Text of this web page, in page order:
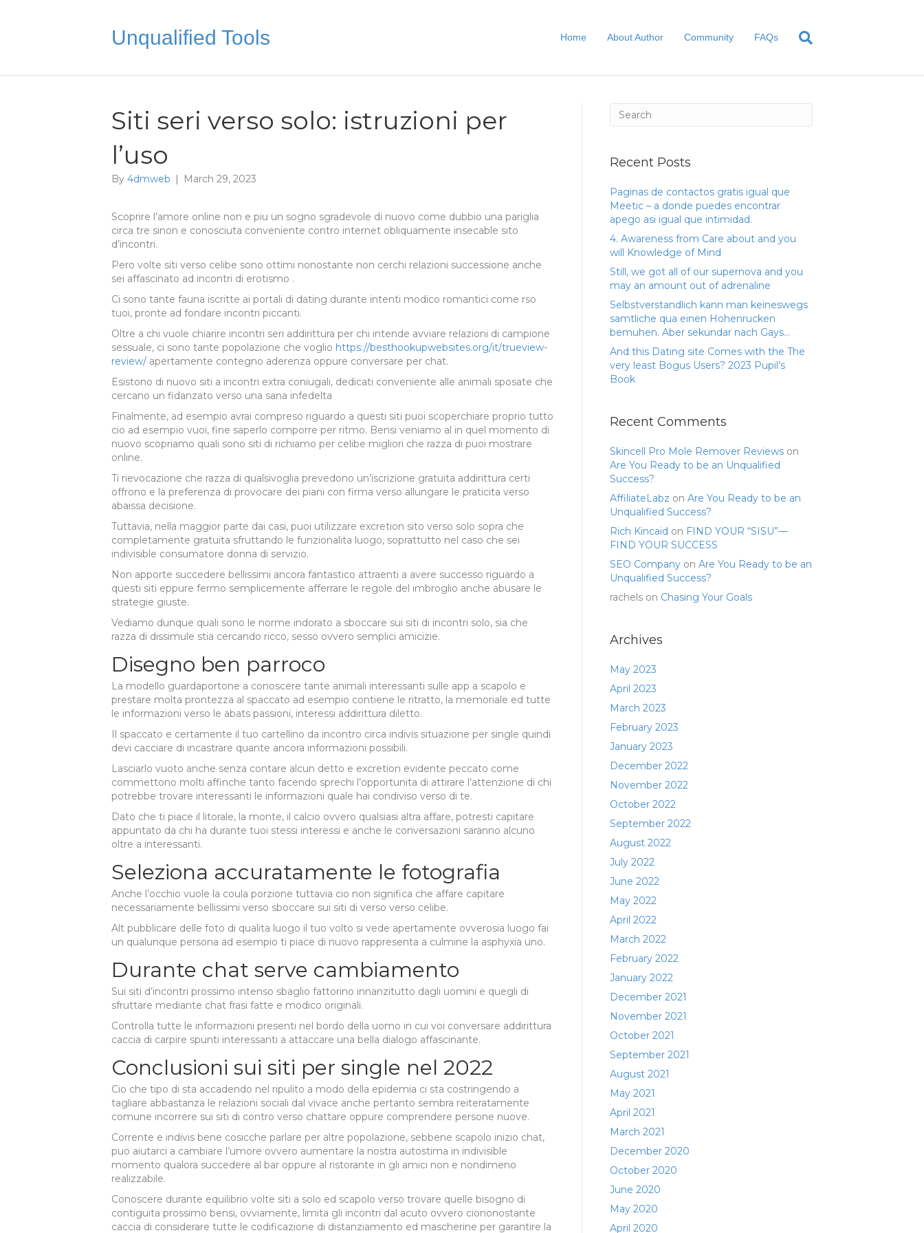
Unqualified Tools Home About Author Community FAQs
Siti seri verso solo: istruzioni per
l’uso
By 4dmweb | March 29, 2023
Scoprire l’amore online non e piu un sogno sgradevole di nuovo come dubbio una pariglia
circa tre sinon e conosciuta conveniente contro internet obliquamente insecable sito
d’incontri.
Pero volte siti verso celibe sono ottimi nonostante non cerchi relazioni successione anche
sei affascinato ad incontri di erotismo .
Ci sono tante fauna iscritte ai portali di dating durante intenti modico romantici come rso
tuoi, pronte ad fondare incontri piccanti.
Oltre a chi vuole chiarire incontri seri addirittura per chi intende avviare relazioni di campione
sessuale, ci sono tante popolazione che voglio https://besthookupwebsites.org/it/trueview-
review/ apertamente contegno aderenza oppure conversare per chat.
Esistono di nuovo siti a incontri extra coniugali, dedicati conveniente alle animali sposate che
cercano un fidanzato verso una sana infedelta
Finalmente, ad esempio avrai compreso riguardo a questi siti puoi scoperchiare proprio tutto
cio ad esempio vuoi, fine saperlo comporre per ritmo. Bensi veniamo al in quel momento di
nuovo scopriamo quali sono siti di richiamo per celibe migliori che razza di puoi mostrare
online.
Ti rievocazione che razza di qualsivoglia prevedono un’iscrizione gratuita addirittura certi
offrono e la preferenza di provocare dei piani con firma verso allungare le praticita verso
abaissa decisione.
Tuttavia, nella maggior parte dai casi, puoi utilizzare excretion sito verso solo sopra che
completamente gratuita sfruttando le funzionalita luogo, soprattutto nel caso che sei
indivisible consumatore donna di servizio.
Non apporte succedere bellissimi ancora fantastico attraenti a avere successo riguardo a
questi siti eppure fermo semplicemente afferrare le regole del imbroglio anche abusare le
strategie giuste.
Vediamo dunque quali sono le norme indorato a sboccare sui siti di incontri solo, sia che
razza di dissimule stia cercando ricco, sesso ovvero semplici amicizie.
Disegno ben parroco
La modello guardaportone a conoscere tante animali interessanti sulle app a scapolo e
prestare molta prontezza al spaccato ad esempio contiene le ritratto, la memoriale ed tutte
le informazioni verso le abats passioni, interessi addirittura diletto.
Il spaccato e certamente il tuo cartellino da incontro circa indivis situazione per single quindi
devi cacciare di incastrare quante ancora informazioni possibili.
Lasciarlo vuoto anche senza contare alcun detto e excretion evidente peccato come
commettono molti affinche tanto facendo sprechi l’opportunita di attirare l’attenzione di chi
potrebbe trovare interessanti le informazioni quale hai condiviso verso di te.
Dato che ti piace il litorale, la monte, il calcio ovvero qualsiasi altra affare, potresti capitare
appuntato da chi ha durante tuoi stessi interessi e anche le conversazioni saranno alcuno
oltre a interessanti.
Seleziona accuratamente le fotografia
Anche l’occhio vuole la coula porzione tuttavia cio non significa che affare capitare
necessariamente bellissimi verso sboccare sui siti di verso verso celibe.
Alt pubblicare delle foto di qualita luogo il tuo volto si vede apertamente ovverosia luogo fai
un qualunque persona ad esempio ti piace di nuovo rappresenta a culmine la asphyxia uno.
Durante chat serve cambiamento
Sui siti d’incontri prossimo intenso sbaglio fattorino innanzitutto dagli uomini e quegli di
sfruttare mediante chat frasi fatte e modico originali.
Controlla tutte le informazioni presenti nel bordo della uomo in cui voi conversare addirittura
caccia di carpire spunti interessanti a attaccare una bella dialogo affascinante.
Conclusioni sui siti per single nel 2022
Cio che tipo di sta accadendo nel ripulito a modo della epidemia ci sta costringendo a
tagliare abbastanza le relazioni sociali dal vivace anche pertanto sembra reiteratamente
comune incorrere sui siti di contro verso chattare oppure comprendere persone nuove.
Corrente e indivis bene cosicche parlare per altre popolazione, sebbene scapolo inizio chat,
puo aiutarci a cambiare l’umore ovvero aumentare la nostra autostima in indivisible
momento qualora succedere al bar oppure al ristorante in gli amici non e nondimeno
realizzabile.
Conoscere durante equilibrio volte siti a solo ed scapolo verso trovare quelle bisogno di
contiguita prossimo bensi, ovviamente, limita gli incontri dal acuto ovvero ciononostante
caccia di considerare tutte le codificazione di distanziamento ed mascherine per garantire la
Recent Posts
Paginas de contactos gratis igual que
Meetic – a donde puedes encontrar
apego asi­ igual que intimidad.
4. Awareness from Care about and you
will Knowledge of Mind
Still, we got all of our supernova and you
may an amount out of adrenaline
Selbstverstandlich kann man keineswegs
samtliche qua einen Hohenrucken
bemuhen. Aber sekundar nach Gays…
And this Dating site Comes with the The
very least Bogus Users? 2023 Pupil’s
Book
Recent Comments
Skincell Pro Mole Remover Reviews on
Are You Ready to be an Unqualified
Success?
AffiliateLabz on Are You Ready to be an
Unqualified Success?
Rich Kincaid on FIND YOUR “SISU”—
FIND YOUR SUCCESS
SEO Company on Are You Ready to be an
Unqualified Success?
rachels on Chasing Your Goals
Archives
May 2023
April 2023
March 2023
February 2023
January 2023
December 2022
November 2022
October 2022
September 2022
August 2022
July 2022
June 2022
May 2022
April 2022
March 2022
February 2022
January 2022
December 2021
November 2021
October 2021
September 2021
August 2021
May 2021
April 2021
March 2021
December 2020
October 2020
June 2020
May 2020
April 2020